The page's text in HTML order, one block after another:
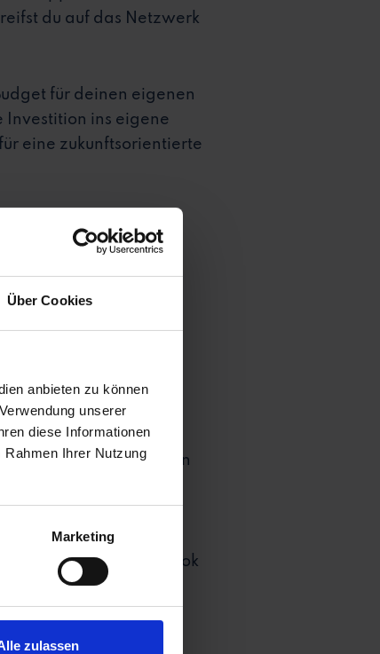
Über Cookies
anbieten zu können
unserer
diese Informationen
Ihrer Nutzung
Marketing
zulassen
du auf das Netzwerk
für deinen eigenen
Investition ins eigene
eine zukunftsorientierte
Netzwerks im
wir d ich nur an den
Aber du bist
musst zahlen. Facebook
nicht mehr